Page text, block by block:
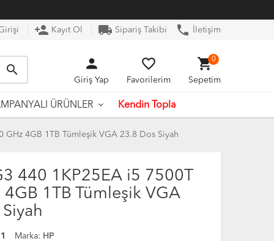
person_add Kayıt Ol local_shipping Sipariş Takibi phone İletişim
search person
Giriş Yap
favorite_border
Favorilerim
shopping_cart
Sepetim
0
ÜRÜNLER Kendin Topla
GHz 4GB 1TB Tümleşik VGA 23.8 Dos Siyah
440 1KP25EA i5 7500T
1TB Tümleşik VGA
Marka: HP